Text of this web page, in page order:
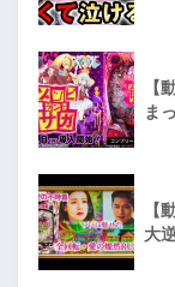
【
ま
【
大